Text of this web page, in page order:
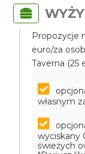
Propozycje
euro/za
Taverna (25
własnym
wyciskany
świeżych